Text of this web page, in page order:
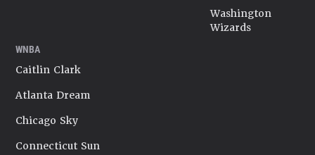
Washington
Wizards
WNBA
Caitlin Clark
Atlanta Dream
Chicago Sky
Connecticut Sun